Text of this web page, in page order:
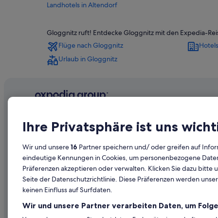
Landhotels in Altendorf
Hotels nahe Bahnhof Klamm-Schottwien
Villen in Bahnhof Klamm-Schottwien
Landhotels in Buchbach
Chalets in Gloggnitz
Safarizelte in Gloggnitz
Wohnungen in Gloggnitz
Günstige in Grafenbach-Sankt Valentin
Kranichberg Hotels
Ferienwohnungen in Payerbach
Hotels mit Restaurant in Payerbach
Payerbach Hotels
Gloggnitz ruft! Entdecke Gloggnitz mit den Expedia-
Flüge nach Gloggnitz
Urlaub in Gloggnitz
Unternehmen
Unterkunft registrieren
Partnerschaften
Erkunden
Reiseführer
Ihre Privatsphäre ist uns
Wir und unsere16 Partner speichern und/ oder greifen auf
eindeutige Kennungen in Cookies, um personenbezogene
Präferenzen akzeptieren oder verwalten. Klicken Sie dazu bitte
Seite der Datenschutzrichtlinie. Diese Präferenzen werden
keinen Einfluss auf Surfdaten.
Wir und unsere Partner verarbeiten Daten, um